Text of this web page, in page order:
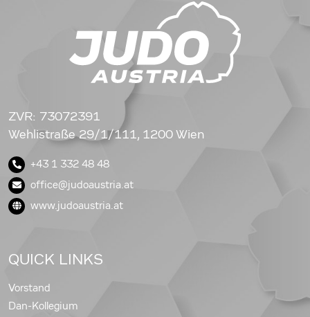
ZVR: 73072391
Wehlistraße 29/1/111, 1200 Wien
+43 1 332 48 48
office@judoaustria.at
www.judoaustria.at
QUICK LINKS
Vorstand
Dan-Kollegium